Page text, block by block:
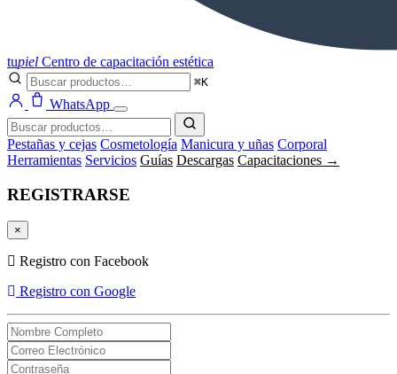
tupiel Centro de capacitación estética
⌘K
WhatsApp
Pestañas y cejas Cosmetología Manicura y uñas Corporal
Herramientas Servicios Guías Descargas Capacitaciones →
REGISTRARSE
×
Registro con Facebook
Registro con Google